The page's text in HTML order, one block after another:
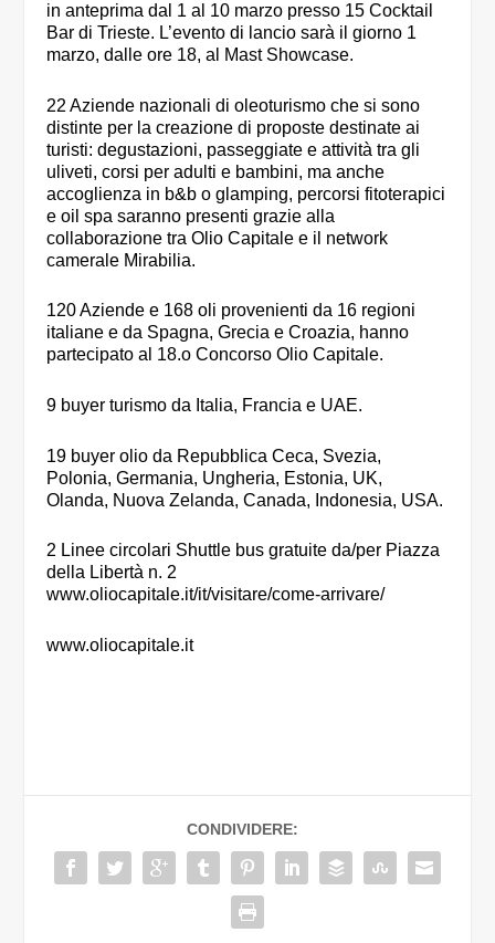
in anteprima dal 1 al 10 marzo presso 15 Cocktail
Bar di Trieste. L’evento di lancio sarà il giorno 1
marzo, dalle ore 18, al Mast Showcase.
22 Aziende nazionali di oleoturismo che si sono
distinte per la creazione di proposte destinate ai
turisti: degustazioni, passeggiate e attività tra gli
uliveti, corsi per adulti e bambini, ma anche
accoglienza in b&b o glamping, percorsi fitoterapici
e oil spa saranno presenti grazie alla
collaborazione tra Olio Capitale e il network
camerale Mirabilia.
120 Aziende e 168 oli provenienti da 16 regioni
italiane e da Spagna, Grecia e Croazia, hanno
partecipato al 18.o Concorso Olio Capitale.
9 buyer turismo da Italia, Francia e UAE.
19 buyer olio da Repubblica Ceca, Svezia,
Polonia, Germania, Ungheria, Estonia, UK,
Olanda, Nuova Zelanda, Canada, Indonesia, USA.
2 Linee circolari Shuttle bus gratuite da/per Piazza
della Libertà n. 2
www.oliocapitale.it/it/visitare/come-arrivare/
www.oliocapitale.it
CONDIVIDERE: